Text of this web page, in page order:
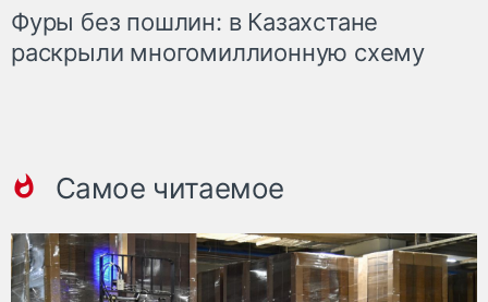
Фуры без пошлин: в Казахстане
раскрыли многомиллионную схему
Самое читаемое